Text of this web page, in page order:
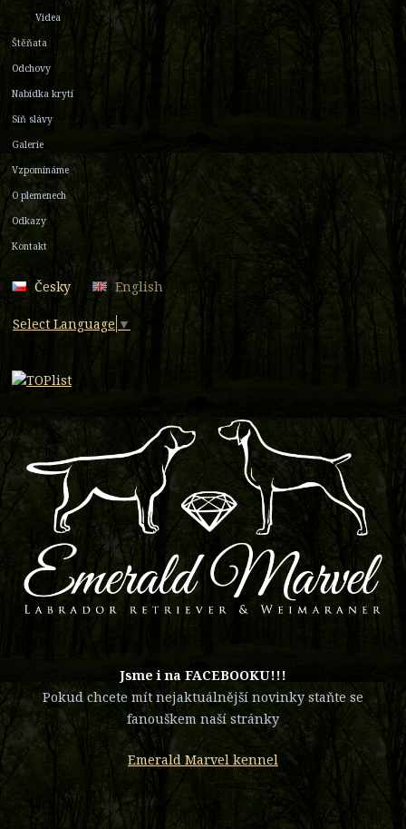
Videa
Štěňata
Odchovy
Nabídka krytí
Síň slávy
Galerie
Vzpomínáme
O plemenech
Odkazy
Kontakt
Česky English
Select Language ▼
​Jsme i na FACEBOOKU!!!
Pokud chcete mít nejaktuálnější novinky staňte se
fanouškem naší stránky
Emerald Marvel kennel